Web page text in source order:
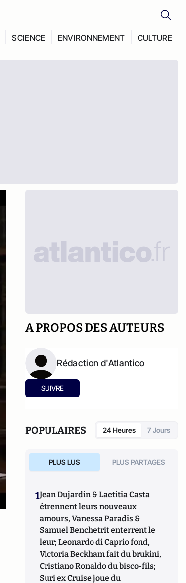
SCIENCE ENVIRONNEMENT CULTURE
A PROPOS DES AUTEURS
Rédaction d'Atlantico
SUIVRE
POPULAIRES 24 Heures 7 Jours
PLUS LUS PLUS PARTAGES
1Jean Dujardin & Laetitia Casta
étrennent leurs nouveaux
amours, Vanessa Paradis &
Samuel Benchetrit enterrent le
leur; Leonardo di Caprio fond,
Victoria Beckham fait du brukini,
Cristiano Ronaldo du bisco-fils;
Suri ex Cruise joue du